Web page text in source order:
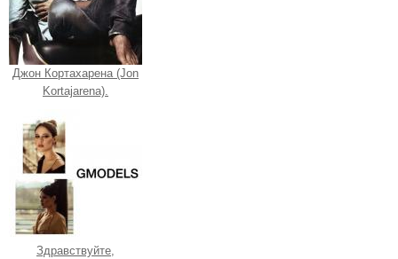
Джон Кортахарена (Jon
Kortajarena).
Здравствуйте,